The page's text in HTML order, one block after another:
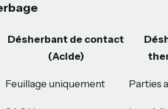
Désherbant de contact
(Acide)
Feuillage uniquement Parties